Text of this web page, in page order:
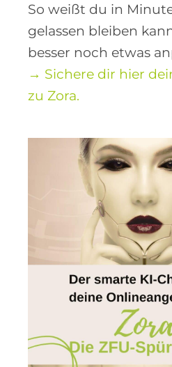
So weißt du in
gelassen bleiben
besser noch etwas
→ Sichere dir hier
zu Zora.